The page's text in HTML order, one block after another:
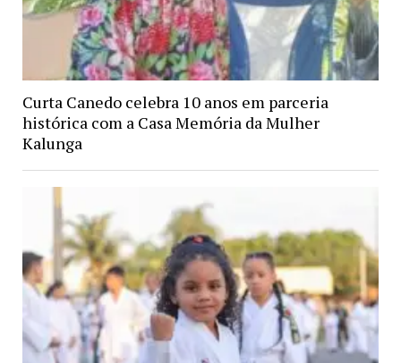
Curta Canedo celebra 10 anos em parceria
histórica com a Casa Memória da Mulher
Kalunga